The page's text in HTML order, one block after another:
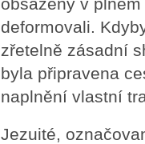
deformovali.
zřetelně zásadní
byla připravena
naplnění vlastní
Jezuité,